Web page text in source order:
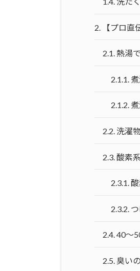
2. 【プロ
2.1. 熱湯
2.1.1.
2.1.2.
2.2. 洗濯
2.3. 酸素
2.3.1.
2.3.2.
2.4.40～
2.5.臭い